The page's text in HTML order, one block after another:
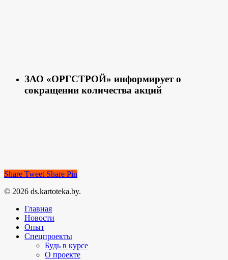
ЗАО «ОРГСТРОЙ» информирует о
сокращении количества акций
Share Tweet Share Pin
© 2026 ds.kartoteka.by.
Главная
Новости
Опыт
Спецпроекты
Будь в курсе
О проекте